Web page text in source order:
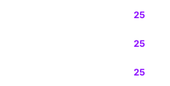
25
25
25